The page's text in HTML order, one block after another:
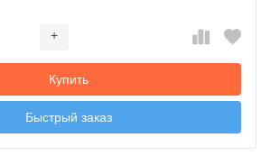
+
Купить
Быстрый заказ